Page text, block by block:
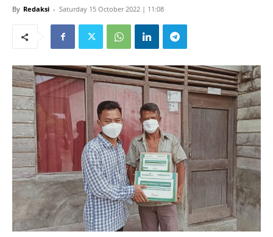
By Redaksi - Saturday 15 October 2022 | 11:08